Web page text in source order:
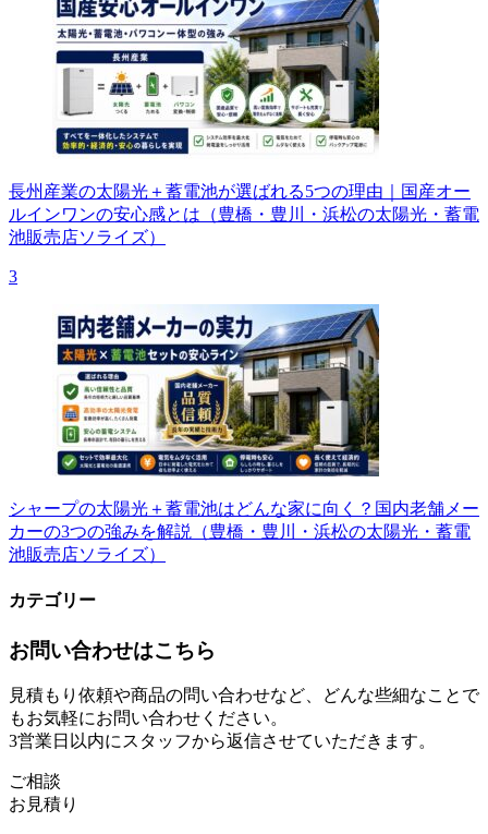
長州産業の太陽光＋蓄電池が選ばれる5つの理由｜国産オー
ルインワンの安心感とは（豊橋・豊川・浜松の太陽光・蓄電
池販売店ソライズ）
3
シャープの太陽光＋蓄電池はどんな家に向く？国内老舗メー
カーの3つの強みを解説（豊橋・豊川・浜松の太陽光・蓄電
池販売店ソライズ）
カテゴリー
お問い合わせはこちら
見積もり依頼や商品の問い合わせなど、どんな些細なことで
もお気軽にお問い合わせください。
3営業日以内にスタッフから返信させていただきます。
ご相談
お見積り